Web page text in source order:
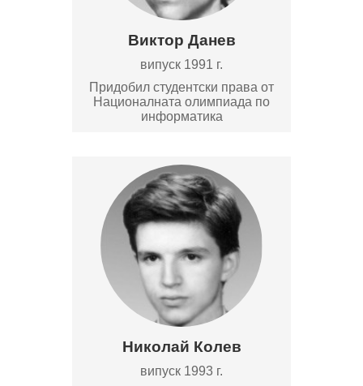
Виктор Данев
випуск 1991 г.
Придобил студентски права от
Националната олимпиада по
информатика
Николай Колев
випуск 1993 г.